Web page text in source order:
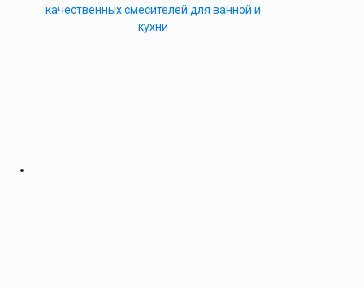
качественных смесителей для ванной и
кухни